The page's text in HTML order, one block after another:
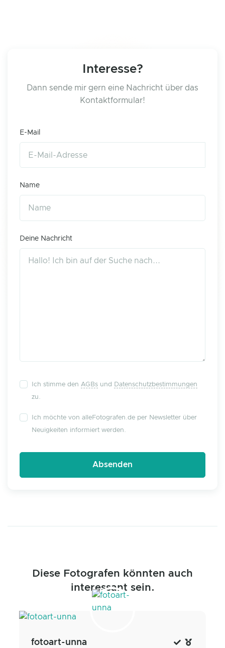
Interesse?
Dann sende mir gern eine Nachricht über das
Kontaktformular!
E-Mail
Name
Deine Nachricht
Ich stimme den AGBs und
Datenschutzbestimmungen
zu.
Ich möchte von alleFotografen.de per Newsletter über
Neuigkeiten informiert werden.
Diese Fotografen könnten auch
interessant sein.
fotoart-unna